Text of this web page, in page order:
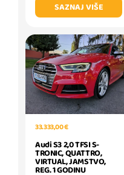
SAZNAJ VIŠE
33.333,00 €
Audi S3 2,0 TFSI S-
TRONIC, QUATTRO,
VIRTUAL, JAMSTVO,
REG. 1 GODINU